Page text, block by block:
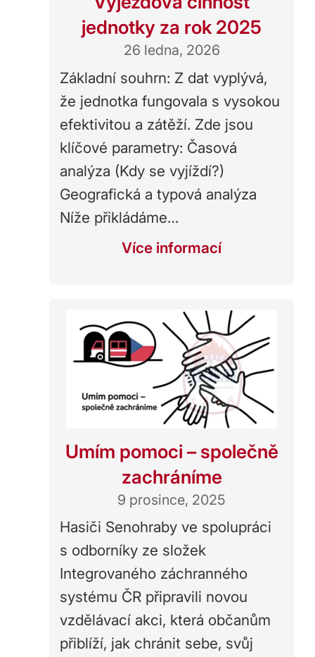
jednotky za rok 2025
26 ledna, 2026
Základní souhrn: Z dat vyplývá,
že jednotka fungovala s vysokou
efektivitou a zátěží. Zde jsou
klíčové parametry: Časová
analýza (Kdy se vyjíždí?)
Geografická a typová analýza
Níže přikládáme…
Více informací
Umím pomoci – společně
zachráníme
9 prosince, 2025
Hasiči Senohraby ve spolupráci
s odborníky ze složek
Integrovaného záchranného
systému ČR připravili novou
vzdělávací akci, která občanům
přiblíží, jak chránit sebe, svůj